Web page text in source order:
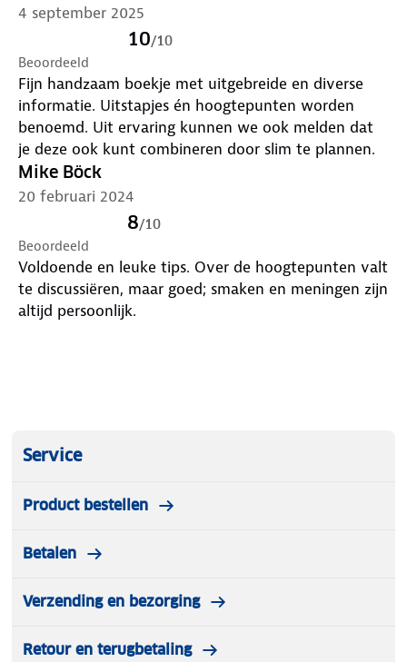
4 september 2025
10/10
Beoordeeld
Fijn handzaam boekje met uitgebreide en diverse
informatie. Uitstapjes én hoogtepunten worden
benoemd. Uit ervaring kunnen we ook melden dat
je deze ook kunt combineren door slim te plannen.
Mike Böck
20 februari 2024
8/10
Beoordeeld
Voldoende en leuke tips. Over de hoogtepunten valt
te discussiëren, maar goed; smaken en meningen zijn
altijd persoonlijk.
Service
Product bestellen
Betalen
Verzending en bezorging
Retour en terugbetaling